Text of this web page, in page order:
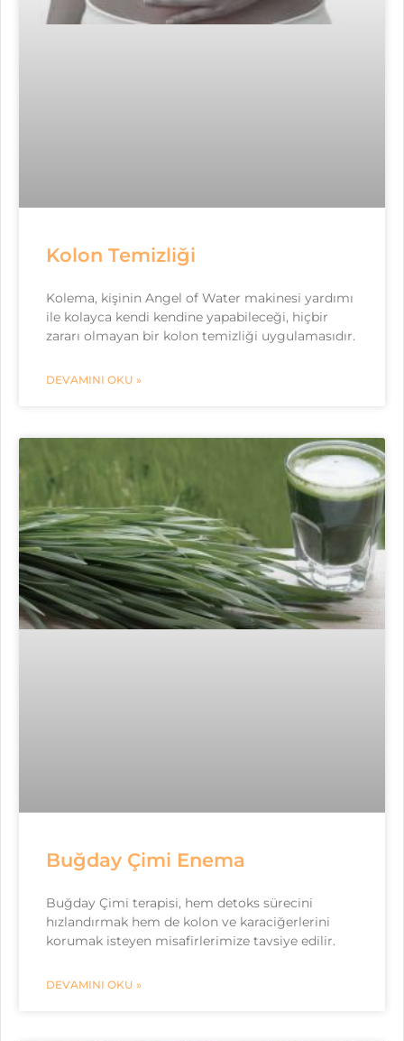
Kolon Temizliği
Kolema, kişinin Angel of Water makinesi yardımı
ile kolayca kendi kendine yapabileceği, hiçbir
zararı olmayan bir kolon temizliği uygulamasıdır.
DEVAMINI OKU »
Buğday Çimi Enema
Buğday Çimi terapisi, hem detoks sürecini
hızlandırmak hem de kolon ve karaciğerlerini
korumak isteyen misafirlerimize tavsiye edilir.
DEVAMINI OKU »